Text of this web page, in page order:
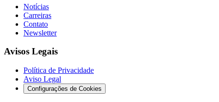
Notícias
Carreiras
Contato
Newsletter
Avisos Legais
Política de Privacidade
Aviso Legal
Configurações de Cookies